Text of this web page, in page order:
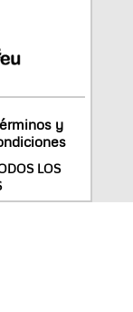
y
LOS